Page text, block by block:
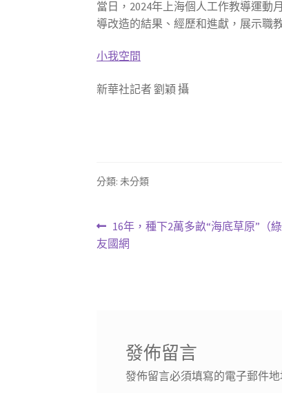
當日，2024年上海個人工作教導運動
導改造的結果、經歷和進獻，展示職
小我空間
新華社記者 劉穎 攝
分類: 未分類
文
章
上
一
16年，種下2萬多畝“海底草原”（
友國網
發佈留言
發佈留言必須填寫的電子郵件地